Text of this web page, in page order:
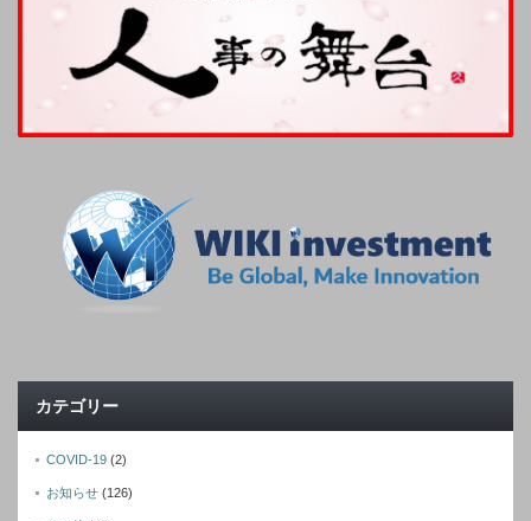
カテゴリー
COVID-19 (2)
お知らせ (126)